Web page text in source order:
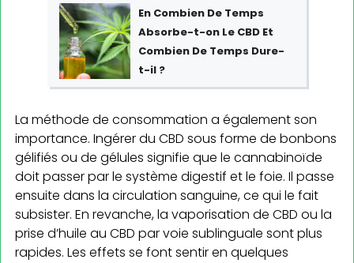
En Combien De Temps
Absorbe-t-on Le CBD Et
Combien De Temps Dure-
t-il ?
La méthode de consommation a également son
importance. Ingérer du CBD sous forme de bonbons
gélifiés ou de gélules signifie que le cannabinoïde
doit passer par le système digestif et le foie. Il passe
ensuite dans la circulation sanguine, ce qui le fait
subsister. En revanche, la vaporisation de CBD ou la
prise d’huile au CBD par voie sublinguale sont plus
rapides. Les effets se font sentir en quelques